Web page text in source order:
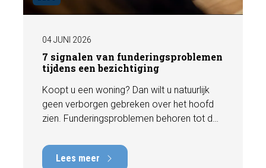
04 JUNI 2026
7 signalen van funderingsproblemen
tijdens een bezichtiging
Koopt u een woning? Dan wilt u natuurlijk
geen verborgen gebreken over het hoofd
zien. Funderingsproblemen behoren tot de
kan hebben, met herstelkosten die kunnen
oplopen tot tienduizenden euro's. Gelukkig
Lees meer